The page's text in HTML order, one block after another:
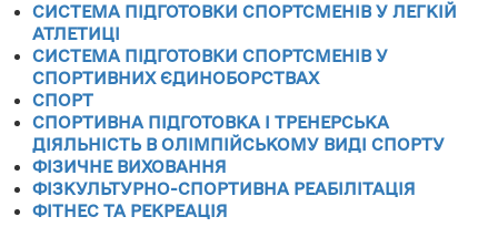
СИСТЕМА ПІДГОТОВКИ СПОРТСМЕНІВ У ЛЕГКІЙ
АТЛЕТИЦІ
СИСТЕМА ПІДГОТОВКИ СПОРТСМЕНІВ У
СПОРТИВНИХ ЄДИНОБОРСТВАХ
СПОРТ
СПОРТИВНА ПІДГОТОВКА І ТРЕНЕРСЬКА
ДІЯЛЬНІСТЬ В ОЛІМПІЙСЬКОМУ ВИДІ СПОРТУ
ФІЗИЧНЕ ВИХОВАННЯ
ФІЗКУЛЬТУРНО-СПОРТИВНА РЕАБІЛІТАЦІЯ
ФІТНЕС ТА РЕКРЕАЦІЯ